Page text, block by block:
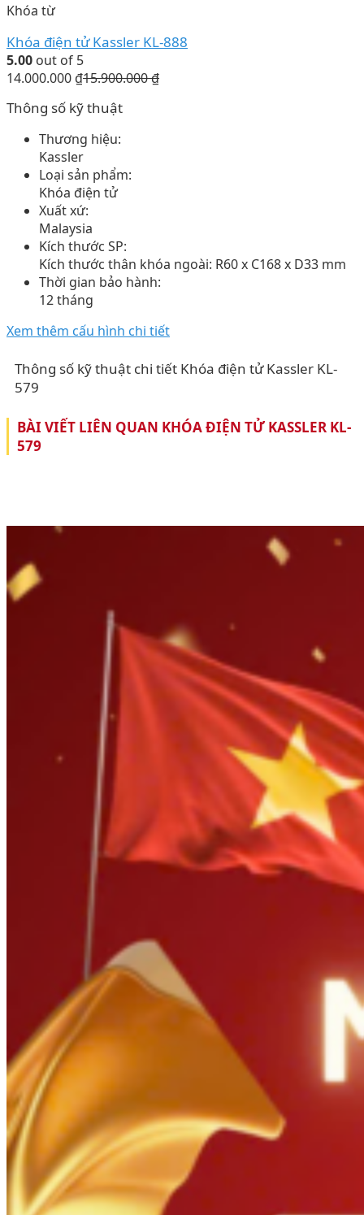
Khóa từ
Khóa điện tử Kassler KL-888
5.00 out of 5
14.000.000 ₫15.900.000₫
Thông số kỹ thuật
Thương hiệu:
Kassler
Loại sản phẩm:
Khóa điện tử
Xuất xứ:
Malaysia
Kích thước SP:
Kích thước thân khóa ngoài: R60 x C168 x D33 mm
Thời gian bảo hành:
12 tháng
Xem thêm cấu hình chi tiết
Thông số kỹ thuật chi tiết Khóa điện tử Kassler KL-
579
BÀI VIẾT LIÊN QUAN KHÓA ĐIỆN TỬ KASSLER KL-
579